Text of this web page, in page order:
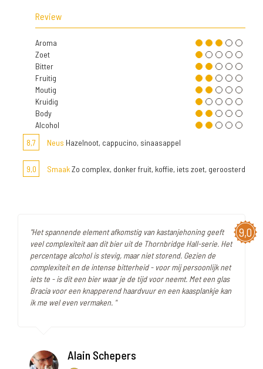
Review
Aroma
Zoet
Bitter
Fruitig
Moutig
Kruidig
Body
Alcohol
8,7
Neus Hazelnoot, cappucino, sinaasappel
9,0 SmaakZo complex, donker fruit, koffie, iets zoet, geroosterd
9,0
"Het spannende element afkomstig van kastanjehoning geeft
veel complexiteit aan dit bier uit de Thornbridge Hall-serie. Het
percentage alcohol is stevig, maar niet storend. Gezien de
complexiteit en de intense bitterheid - voor mij persoonlijk net
iets te - is dit een bier waar je de tijd voor neemt. Met een glas
Bracia voor een knapperend haardvuur en een kaasplankje kan
ik me wel even vermaken. "
Alain Schepers